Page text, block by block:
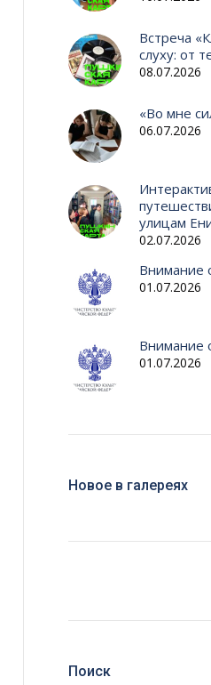
Встреча
слуху: от
08.07.2026
«Во мне
06.07.2026
улицам
02.07.2026
Внимание
01.07.2026
Внимание
01.07.2026
Новое в галереях
Поиск